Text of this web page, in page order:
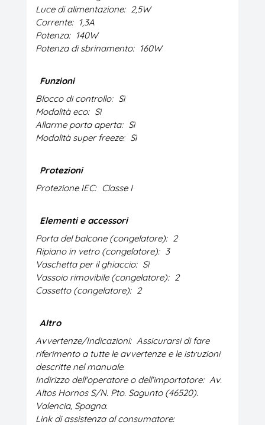
Luce di alimentazione: 2,5W
Corrente: 1,3A
Potenza: 140W
Potenza di sbrinamento: 160W
Funzioni
Blocco di controllo: Sì
Modalità eco: Sì
Allarme porta aperta: Sì
Modalità super freeze: Sì
Protezioni
Protezione IEC: Classe I
Elementi e accessori
Porta del balcone (congelatore): 2
Ripiano in vetro (congelatore): 3
Vaschetta per il ghiaccio: Sì
Vassoio rimovibile (congelatore): 2
Cassetto (congelatore): 2
Altro
Avvertenze/Indicazioni: Assicurarsi di fare
riferimento a tutte le avvertenze e le istruzioni
descritte nel manuale.
Indirizzo dell'operatore o dell'importatore: Av.
Altos Hornos S/N. Pto. Sagunto (46520).
Valencia, Spagna.
Link di assistenza al consumatore: